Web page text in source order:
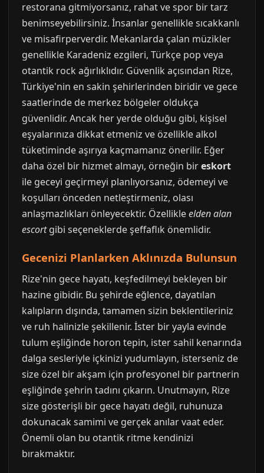
restorana gitmiyorsanız, rahat ve spor bir tarz
benimseyebilirsiniz. İnsanlar genellikle sıcakkanlı
ve misafirperverdir. Mekanlarda çalan müzikler
genellikle Karadeniz ezgileri, Türkçe pop veya
otantik rock ağırlıklıdır. Güvenlik açısından Rize,
Türkiye'nin en sakin şehirlerinden biridir ve gece
saatlerinde de merkez bölgeler oldukça
güvenlidir. Ancak her yerde olduğu gibi, kişisel
eşyalarınıza dikkat etmeniz ve özellikle alkol
tüketiminde aşırıya kaçmamanız önerilir. Eğer
daha özel bir hizmet almayı, örneğin bireskort
ile geceyi geçirmeyi planlıyorsanız, ödemeyi ve
koşulları önceden netleştirmeniz, olası
anlaşmazlıkları önleyecektir. Özellikleelden alan
escortgibi seçeneklerde şeffaflık önemlidir.
Gecenizi Planlarken Aklınızda Bulunsun
Rize'nin gece hayatı, keşfedilmeyi bekleyen bir
hazine gibidir. Bu şehirde eğlence, dayatılan
kalıpların dışında, tamamen sizin beklentileriniz
ve ruh halinizle şekillenir. İster bir yayla evinde
tulum eşliğinde horon tepin, ister sahil kenarında
dalga sesleriyle içkinizi yudumlayın, isterseniz de
size özel bir akşam için profesyonel bir partnerin
eşliğinde şehrin tadını çıkarın. Unutmayın, Rize
size gösterişli bir gece hayatı değil, ruhunuza
dokunacak samimi ve gerçek anılar vaat eder.
Önemli olan bu otantik ritme kendinizi
bırakmaktır.